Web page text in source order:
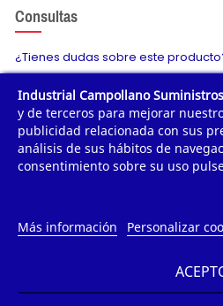
Consultas
¿Tienes dudas sobre este
Envíanos tu consulta
¿QUIÉNES SOMOS?
INFORMACIÓN DE
Industrial Campollano
y de terceros para mejorar
publicidad relacionada con sus
análisis de sus hábitos de
consentimiento sobre su uso
Más información Personalizar